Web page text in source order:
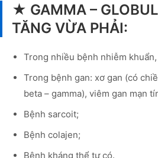
★ GAMMA –
TĂNG VỪA PHẢI:
Trong nhiều bệnh nhiễm khuẩn,
Trong bệnh gan: xơ gan (có
beta – gamma), viêm gan mạn
Bệnh sarcoit;
Bệnh colajen;
Bệnh kháng thể tự có.